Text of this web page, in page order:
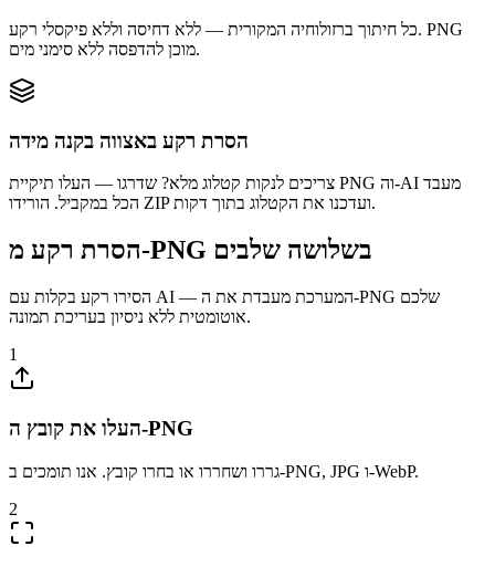
כל חיתוך ברזולוחיה המקורית — ללא דחיסה וללא פיקסלי רקע. PNG
מוכן להדפסה ללא סימני מים.
הסרת רקע באצווה בקנה מידה
צריכים לנקות קטלוג מלא? שדרגו — העלו תיקיית PNG וה-AI מעבד
הכל במקביל. הורידו ZIP ועדכנו את הקטלוג בתוך דקות.
הסרת רקע מ-PNG בשלושה שלבים
הסירו רקע בקלות עם AI — המערכת מעבדת את ה-PNG שלכם
אוטומטית ללא ניסיון בעריכת תמונה.
1
העלו את קובץ ה-PNG
גררו ושחררו או בחרו קובץ. אנו תומכים ב-PNG, JPG ו-WebP.
2